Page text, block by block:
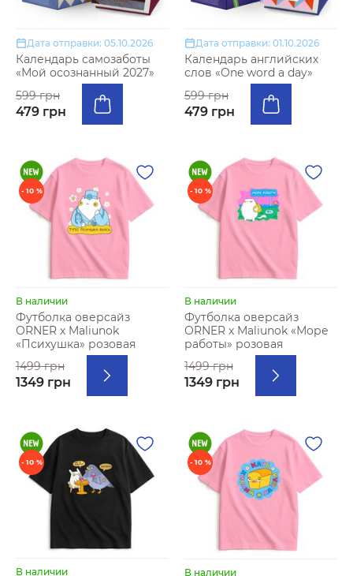
Дата отправки: 05.10.2026
Календарь самозаботы
«Мой осознанный 2027»
599 грн
479 грн
Дата отправки: 01.10.2026
Календарь английских
слов «One word a day»
599 грн
479 грн
- 10 %
В наличии
Футболка оверсайз
ORNER х Maliunok
«Психушка» розовая
1499 грн
1349 грн
- 10 %
В наличии
Футболка оверсайз
ORNER х Maliunok «Море
работы» розовая
1499 грн
1349 грн
- 10 %
В наличии
- 10 %
В наличии